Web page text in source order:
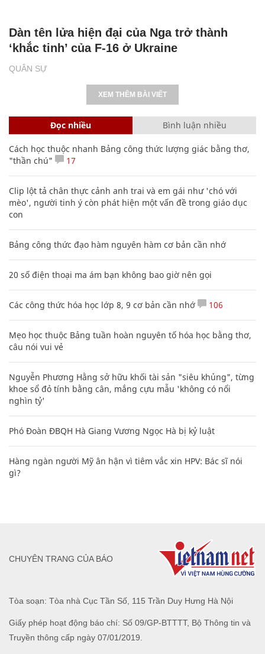
QUÂN SỰ
Dàn tên lửa hiện đại của Nga trở thành
‘khắc tinh’ của F-16 ở Ukraine
XEM THÊM BÀI VIẾT
Đọc nhiều Bình luận nhiều
Cách học thuộc nhanh Bảng công thức lượng giác bằng thơ,
"thần chú"
17
Clip lột tả chân thực cảnh anh trai và em gái như 'chó với
mèo', người tinh ý còn phát hiện một vấn đề trong giáo dục
con
Bảng công thức đạo hàm nguyên hàm cơ bản cần nhớ
20 số điện thoại ma ám bạn không bao giờ nên gọi
Các công thức hóa học lớp 8, 9 cơ bản cần nhớ 106
Mẹo học thuộc Bảng tuần hoàn nguyên tố hóa học bằng thơ,
câu nói vui vẻ
Nguyễn Phương Hằng sở hữu khối tài sản "siêu khủng", từng
khoe sổ đỏ tính bằng cân, mắng cựu mẫu 'không có nổi
nghìn tỷ'
Phó Đoàn ĐBQH Hà Giang Vương Ngọc Hà bị kỷ luật
Hàng ngàn người Mỹ ân hận vì tiêm vắc xin HPV: Bác sĩ nói
gì?
Tòa soạn: Tòa nhà Cục Tần Số, 115 Trần Duy Hưng Hà Nội
Giấy phép hoạt động báo chí: Số 09/GP-BTTTT, Bộ Thông tin và
Truyền thông cấp ngày 07/01/2019.
CHUYÊN TRANG CỦA BÁO